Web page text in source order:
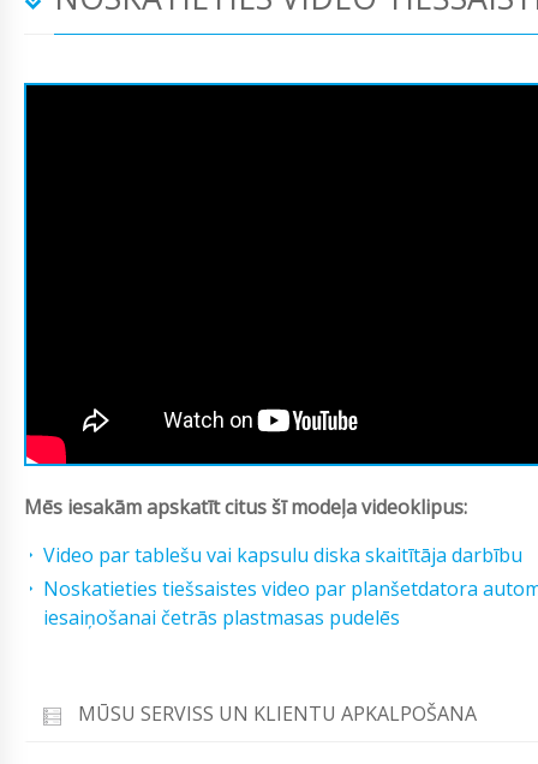
Mēs iesakām apskatīt citus šī modeļa videoklipus:
Video par tablešu vai kapsulu diska skaitītāja darbību
Noskatieties tiešsaistes video par planšetdatora
iesaiņošanai četrās plastmasas pudelēs
MŪSU SERVISS UN KLIENTU APKALPOŠANA